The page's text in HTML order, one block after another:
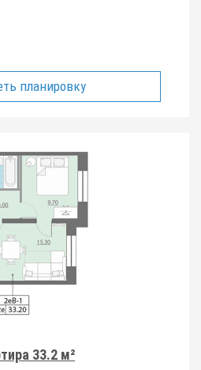
планировку
33.2 м²